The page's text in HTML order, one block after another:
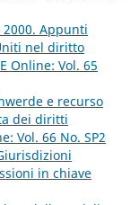
2000. Appunti
nel diritto
Online: Vol. 65
e recurso
dei diritti
Vol. 66 No. SP2
in chiave